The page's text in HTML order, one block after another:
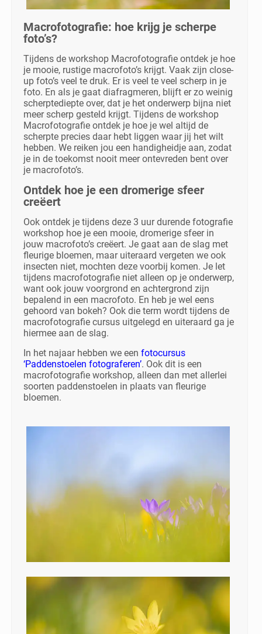
Macrofotografie: hoe krijg je scherpe
foto’s?
Tijdens de workshop Macrofotografie ontdek je hoe
je mooie, rustige macrofoto’s krijgt. Vaak zijn close-
up foto’s veel te druk. Er is veel te veel scherp in je
foto. En als je gaat diafragmeren, blijft er zo weinig
scherptediepte over, dat je het onderwerp bijna niet
meer scherp gesteld krijgt. Tijdens de workshop
Macrofotografie ontdek je hoe je wel altijd de
scherpte precies daar hebt liggen waar jij het wilt
hebben. We reiken jou een handigheidje aan, zodat
je in de toekomst nooit meer ontevreden bent over
je macrofoto’s.
Ontdek hoe je een dromerige sfeer
creëert
Ook ontdek je tijdens deze 3 uur durende fotografie
workshop hoe je een mooie, dromerige sfeer in
jouw macrofoto’s creëert. Je gaat aan de slag met
fleurige bloemen, maar uiteraard vergeten we ook
insecten niet, mochten deze voorbij komen. Je let
tijdens macrofotografie niet alleen op je onderwerp,
want ook jouw voorgrond en achtergrond zijn
bepalend in een macrofoto. En heb je wel eens
gehoord van bokeh? Ook die term wordt tijdens de
macrofotografie cursus uitgelegd en uiteraard ga je
hiermee aan de slag.
In het najaar hebben we eenfotocursus
‘Paddenstoelen fotograferen’. Ook dit is een
macrofotografie workshop, alleen dan met allerlei
soorten paddenstoelen in plaats van fleurige
bloemen.